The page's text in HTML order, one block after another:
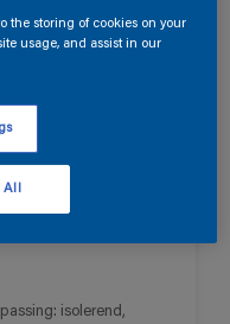
isolerend,
the storing of cookies on your
usage, and assist in our
All